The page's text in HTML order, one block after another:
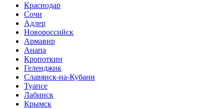
Краснодар
Сочи
Адлер
Новороссийск
Армавир
Анапа
Кропоткин
Геленджик
Славянск-на-Кубани
Туапсе
Лабинск
Крымск